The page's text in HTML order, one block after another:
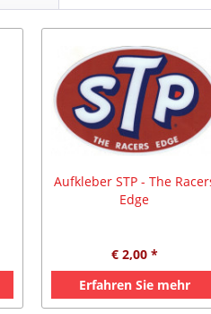
Aufkleber STP - The
Edge
€ 2,00 *
Erfahren Sie mehr